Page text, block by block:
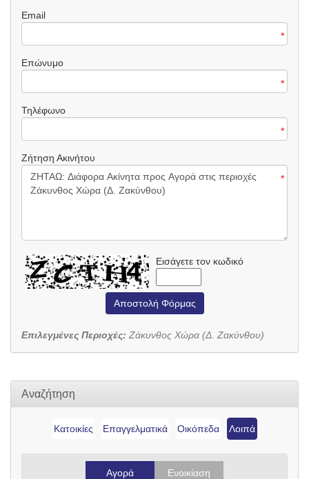
Email
*
Επώνυμο
*
Τηλέφωνο
*
Ζήτηση Ακινήτου
*
Εισάγετε τον κωδικό
Αποστολή Φόρμας
Επιλεγμένες Περιοχές: Ζάκυνθος Χώρα (Δ. Ζακύνθου)
Αναζήτηση
Κατοικίες Επαγγελματικά Οικόπεδα Λοιπά
Αγορά Ενοικίαση